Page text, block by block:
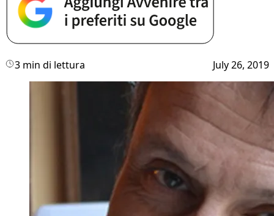
3 min di lettura July 26, 2019